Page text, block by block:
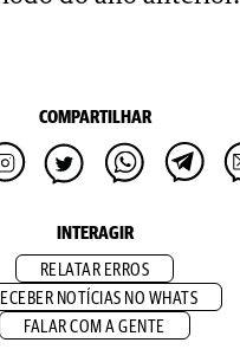
COMPARTILHAR
INTERAGIR
RELATAR ERROS
NOTÍCIAS NO WHATS
FALAR COM A GENTE